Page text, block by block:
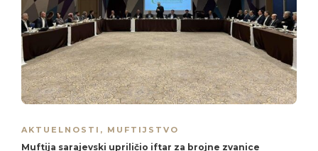
AKTUELNOSTI , MUFTIJSTVO
Muftija sarajevski upriličio iftar za brojne zvanice